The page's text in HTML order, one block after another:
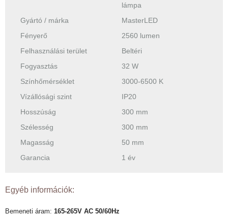
lámpa
Gyártó / márka
MasterLED
Fényerő
2560 lumen
Felhasználási terület
Beltéri
Fogyasztás
32 W
Színhőmérséklet
3000-6500 K
Vízállósági szint
IP20
Hosszúság
300 mm
Szélesség
300 mm
Magasság
50 mm
Garancia
1 év
Egyéb információk:
Bemeneti áram: 165-265V AC 50/60Hz